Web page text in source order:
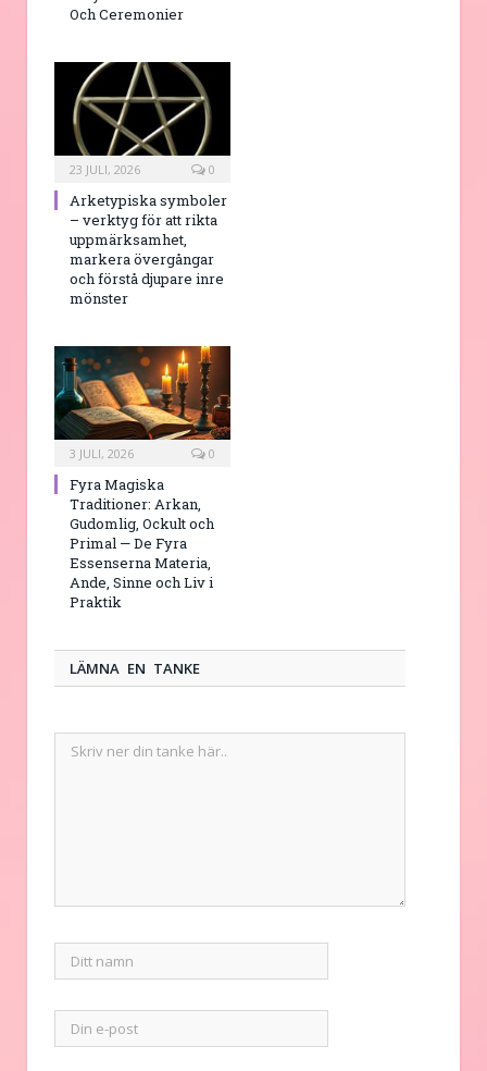
Och Ceremonier
23 JULI, 2026 0
Arketypiska symboler
– verktyg för att rikta
uppmärksamhet,
markera övergångar
och förstå djupare inre
mönster
3 JULI, 2026 0
Fyra Magiska
Traditioner: Arkan,
Gudomlig, Ockult och
Primal — De Fyra
Essenserna Materia,
Ande, Sinne och Liv i
Praktik
LÄMNA EN TANKE